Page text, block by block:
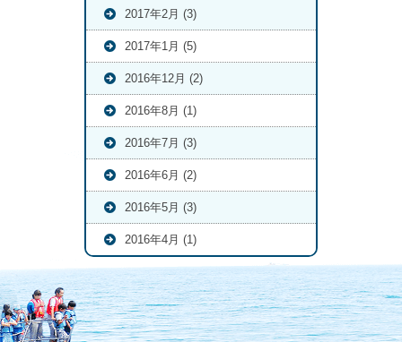
2017年2月 (3)
2017年1月 (5)
2016年12月 (2)
2016年8月 (1)
2016年7月 (3)
2016年6月 (2)
2016年5月 (3)
2016年4月 (1)